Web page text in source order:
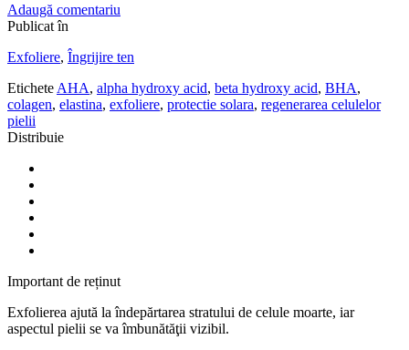
Adaugă comentariu
Publicat în
Exfoliere, Îngrijire ten
Etichete AHA, alpha hydroxy acid, beta hydroxy acid, BHA,
colagen, elastina, exfoliere, protectie solara, regenerarea celulelor
pielii
Distribuie
Important de reținut
Exfolierea ajută la îndepărtarea stratului de celule moarte, iar
aspectul pielii se va îmbunătăţii vizibil.